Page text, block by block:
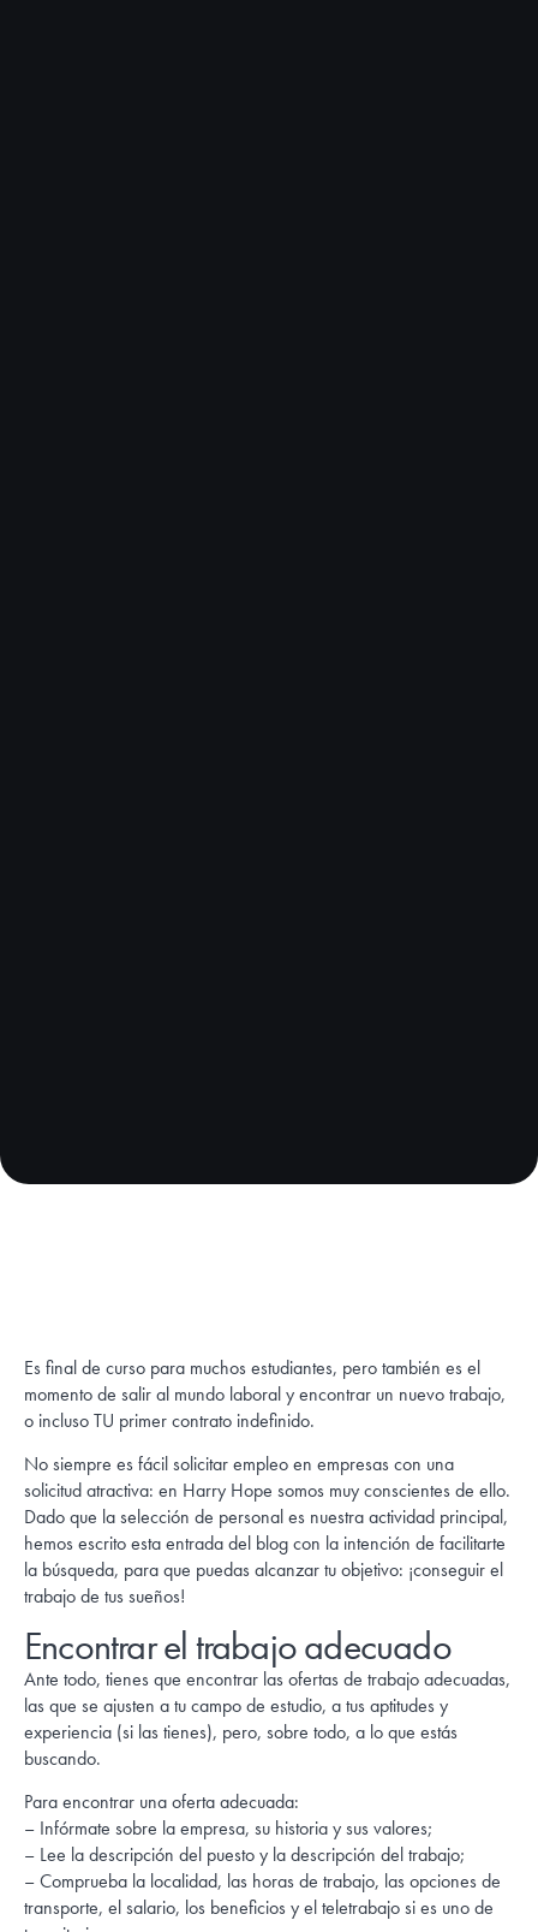
Es final de curso para muchos estudiantes, pero también es el
momento de salir al mundo laboral y encontrar un nuevo trabajo,
o incluso TU primer contrato indefinido.
No siempre es fácil solicitar empleo en empresas con una
solicitud atractiva: en Harry Hope somos muy conscientes de ello.
Dado que la selección de personal es nuestra actividad principal,
hemos escrito esta entrada del blog con la intención de facilitarte
la búsqueda, para que puedas alcanzar tu objetivo: ¡conseguir el
trabajo de tus sueños!
Encontrar el trabajo adecuado
Ante todo, tienes que encontrar las ofertas de trabajo adecuadas,
las que se ajusten a tu campo de estudio, a tus aptitudes y
experiencia (si las tienes), pero, sobre todo, a lo que estás
buscando.
Para encontrar una oferta adecuada:
– Infórmate sobre la empresa, su historia y sus valores;
– Lee la descripción del puesto y la descripción del trabajo;
– Comprueba la localidad, las horas de trabajo, las opciones de
transporte, el salario, los beneficios y el teletrabajo si es uno de